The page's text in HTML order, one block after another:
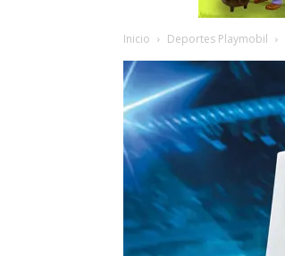
Inicio Deportes Playmobil